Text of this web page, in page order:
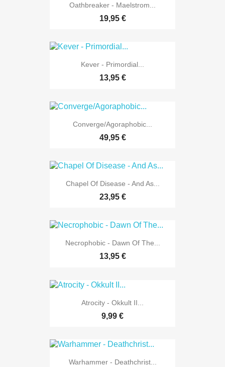
Oathbreaker - Maelstrom...
19,95 €
Kever - Primordial...
13,95 €
Converge/Agoraphobic...
49,95 €
Chapel Of Disease - And As...
23,95 €
Necrophobic - Dawn Of The...
13,95 €
Atrocity - Okkult II...
9,99 €
Warhammer - Deathchrist...